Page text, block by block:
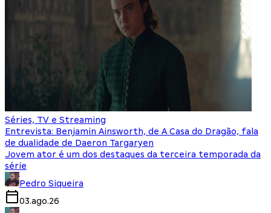
Séries, TV e Streaming
Entrevista: Benjamin Ainsworth, de A Casa do Dragão, fala
de dualidade de Daeron Targaryen
Jovem ator é um dos destaques da terceira temporada da
série
Pedro Siqueira
03.ago.26